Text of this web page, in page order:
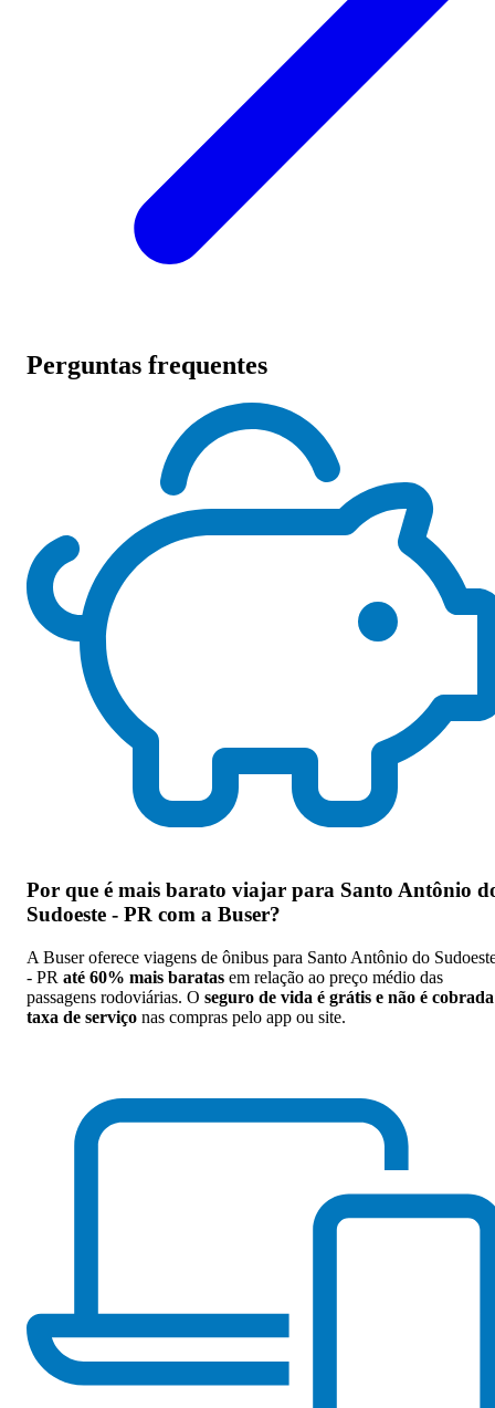
Perguntas frequentes
Por que é mais barato viajar para Santo Antônio
Sudoeste - PR com a Buser?
A Buser oferece viagens de ônibus para Santo Antônio do
- PR até 60% mais baratas em relação ao preço médio das
passagens rodoviárias. O seguro de vida é grátis e não é cobrada
taxa de serviço nas compras pelo app ou site.